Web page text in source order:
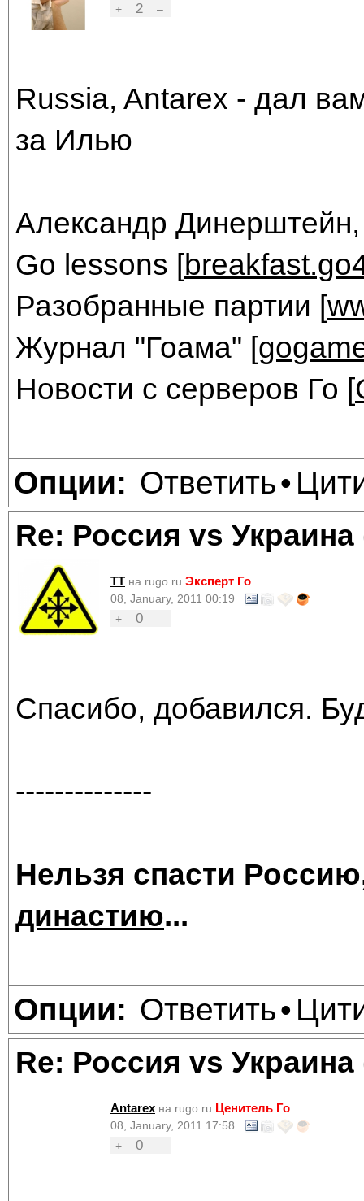
+
2 –
Russia, Antarex - дал
за Илью
Александр Динерштейн,
Go lessons [
Разобранные партии [
Журнал "Гоама" [
Новости с серверов Го [
Опции: Ответить•
Re: Россия vs
TT на rugo.ru Эксперт Го
08, January, 2011 00:19
+
0 –
Спасибо, добавился.
--------------
Нельзя спасти
династию...
Опции: Ответить•
Re: Россия vs
Antarex на rugo.ru Ценитель Го
08, January, 2011 17:58
+
0 –